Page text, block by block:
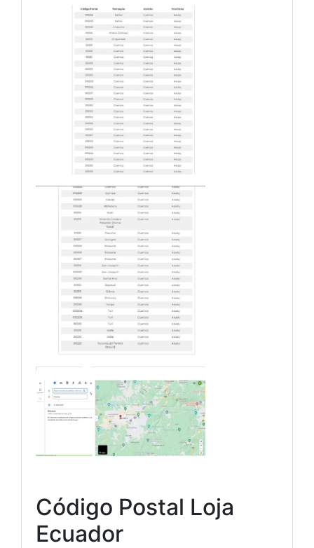
Código Postal Loja
Ecuador